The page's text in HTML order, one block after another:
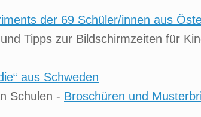
der 69 Schüler/innen aus
Tipps zur Bildschirmzeiten für
aus Schweden
Schulen - Broschüren und